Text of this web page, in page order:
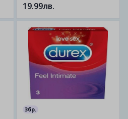
19.99лв.
3бр.